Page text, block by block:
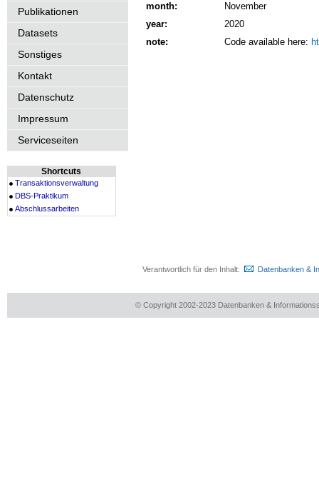
Publikationen
Datasets
Sonstiges
Kontakt
Datenschutz
Impressum
Serviceseiten
Shortcuts
Transaktionsverwaltung
DBS-Praktikum
Abschlussarbeiten
month:
November
year:
2020
note:
Code available here:
Verantwortlich für den Inhalt: Datenbanken &
© Copyright 2002-2023 Datenbanken &